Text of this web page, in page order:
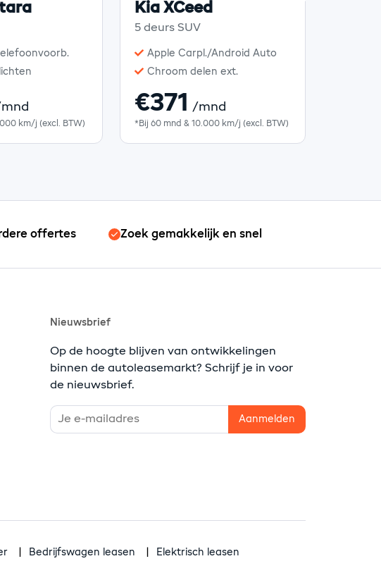
km/j (excl. BTW)
Kia XCeed
5 deurs SUV
Apple Carpl./Android Auto
Chroom delen ext.
€371 /mnd
*Bij 60 mnd & 10.000 km/j (excl. BTW)
offertes Zoek gemakkelijk en snel
Nieuwsbrief
Op de hoogte blijven van ontwikkelingen
binnen de autoleasemarkt? Schrijf je in voor
de nieuwsbrief.
Bedrijfswagen leasen Elektrisch leasen